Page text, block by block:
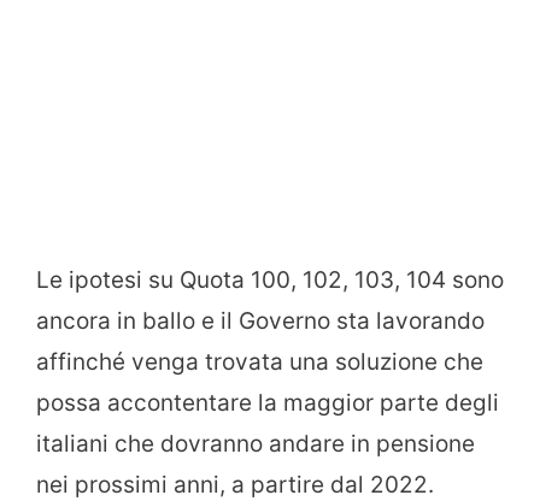
Le ipotesi su Quota 100, 102, 103, 104 sono
ancora in ballo e il Governo sta lavorando
affinché venga trovata una soluzione che
possa accontentare la maggior parte degli
italiani che dovranno andare in pensione
nei prossimi anni, a partire dal 2022.